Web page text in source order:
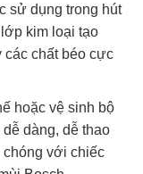
sử dụng trong hút
kim loại tạo
các chất béo cực
hoặc vệ sinh bộ
dàng, dễ thao
với chiếc